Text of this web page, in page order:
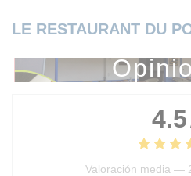
LE RESTAURANT DU
4.5
Valoración media —